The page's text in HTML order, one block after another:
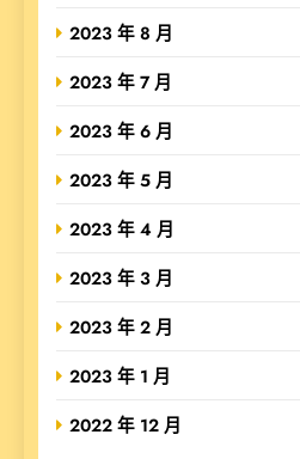
2023 年 8 月
2023 年 7 月
2023 年 6 月
2023 年 5 月
2023 年 4 月
2023 年 3 月
2023 年 2 月
2023 年 1 月
2022 年 12 月